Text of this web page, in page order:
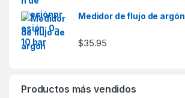
Medidor de flujo de argón
$35.95
Productos más vendidos